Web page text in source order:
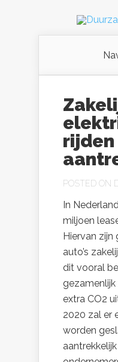
rijden
POSTED ON
In
miljoen
Hiervan
auto’s
dit vooral
extra CO2
2020 zal er
worden